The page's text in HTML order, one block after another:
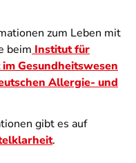
zum Leben mit
beim Institut für
Gesundheitswesen
Allergie- und
gibt es auf
.